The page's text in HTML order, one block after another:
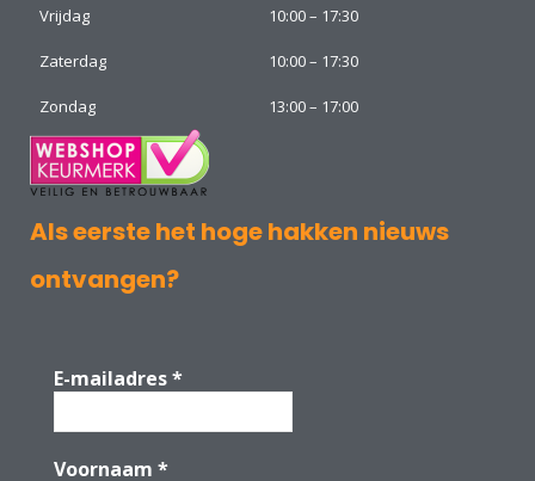
Vrijdag 10:00 – 17:30
Zaterdag 10:00 – 17:30
Zondag 13:00 – 17:00
Als eerste het hoge hakken nieuws
ontvangen?
E-mailadres*
Voornaam *